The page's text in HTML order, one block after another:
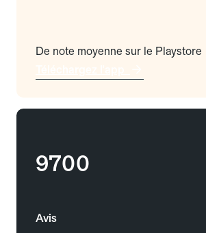
De note moyenne sur le Playstore
9700
Avis